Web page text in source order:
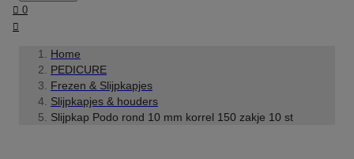
 0

Home
PEDICURE
Frezen & Slijpkapjes
Slijpkapjes & houders
Slijpkap Podo rond 10 mm korrel 150 zakje 10 st